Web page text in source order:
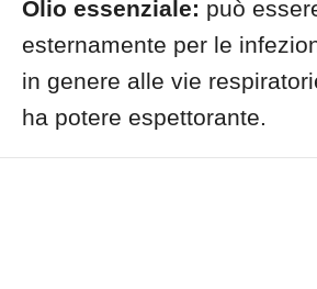
Olio essenziale: può
esternamente per le
in genere alle vie
ha potere espettorante.